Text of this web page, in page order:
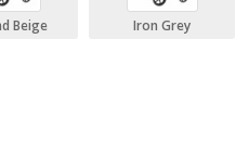
Beige Iron Grey